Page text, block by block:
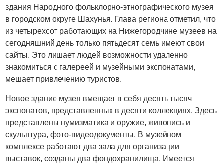
здания Народного фольклорно-этнографического музея
в городском округе Шахунья. Глава региона отметил, что
из четырехсот работающих на Нижегородчине музеев на
сегодняшний день только пятьдесят семь имеют свои
сайты. Это лишает людей возможности удаленно
знакомиться с галереей и музейными экспонатами,
мешает привлечению туристов.
Новое здание музея вмещает в себя десять тысяч
экспонатов, представленных в десяти коллекциях. Здесь
представлены нумизматика и оружие, живопись и
скульптура, фото-видеодокументы. В музейном
комплексе работают два зала для организации
выставок, созданы два фондохранилища. Имеется